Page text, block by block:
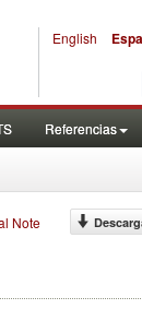
English
Referencias
Note